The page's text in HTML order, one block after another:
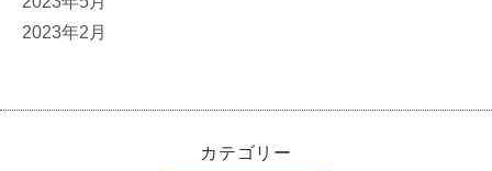
2023年2月
カテゴリー